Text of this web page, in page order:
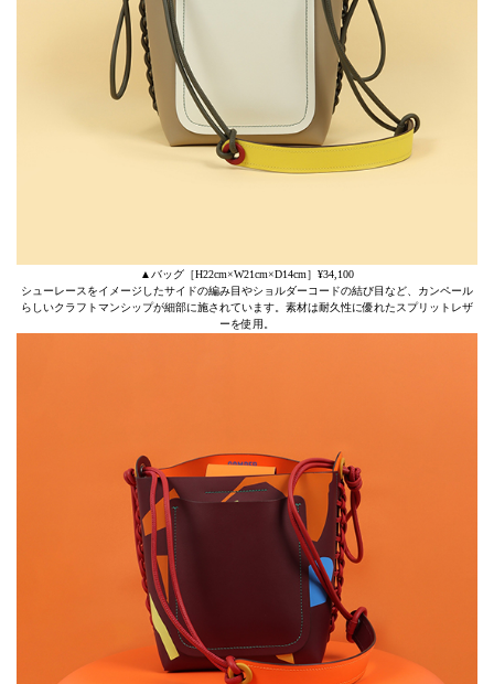
▲バッグ［H22cm×W21cm×D14cm］¥34,100
シューレースをイメージしたサイドの編み目やショルダーコードの結び目など、カンペール
らしいクラフトマンシップが細部に施されています。素材は耐久性に優れたスプリットレザ
ーを使用。